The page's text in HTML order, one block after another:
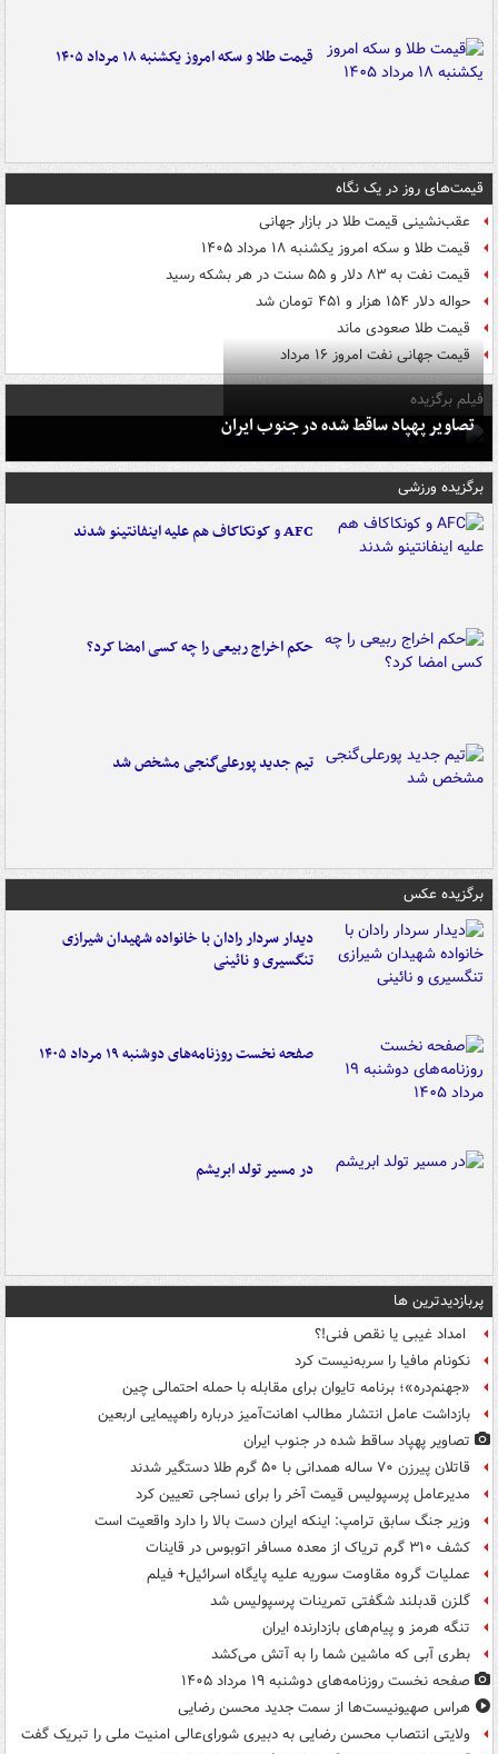
قیمت طلا و سکه امروز یکشنبه ۱۸ مرداد ۱۴۰۵
قیمت‌های روز در یک نگاه
عقب‌نشینی قیمت طلا در بازار جهانی
قیمت طلا و سکه امروز یکشنبه ۱۸ مرداد ۱۴۰۵
قیمت نفت به ۸۳ دلار و ۵۵ سنت در هر بشکه رسید
حواله دلار ۱۵۴ هزار و ۴۵۱ تومان شد
قیمت طلا صعودی ماند
قیمت جهانی نفت امروز ۱۶ مرداد
فیلم برگزیده
تصاویر پهپاد ساقط شده در جنوب ایران
برگزیده ورزشی
AFC و کونکاکاف هم علیه اینفانتینو شدند
حکم اخراج ربیعی را چه کسی امضا کرد؟
تیم جدید پورعلی‌گنجی مشخص شد
برگزیده عکس
دیدار سردار رادان با خانواده‌ شهیدان شیرازی
تنگسیری و نائینی
صفحه نخست روزنامه‌های دوشنبه ۱۹ مرداد ۱۴۰۵
در مسیر تولد ابریشم
پربازدیدترین ها
امداد غیبی یا نقص فنی!؟
نکونام مافیا را سربه‌نیست کرد
«جهنم‌دره»؛ برنامه تایوان برای مقابله با حمله احتمالی چین
بازداشت عامل انتشار مطالب اهانت‌آمیز درباره راهپیمایی اربعین
تصاویر پهپاد ساقط شده در جنوب ایران
قاتلان پیرزن ۷۰ ساله همدانی با ۵۰ گرم طلا دستگیر شدند
مدیرعامل پرسپولیس قیمت آخر را برای نساجی تعیین کرد
وزیر جنگ سابق ترامپ: اینکه ایران دست بالا را دارد واقعیت است
کشف ۳۱۰ گرم تریاک از معده مسافر اتوبوس در قاینات
عملیات گروه مقاومت سوریه علیه پایگاه اسرائیل+ فیلم
گلزن قدبلند شگفتی تمرینات پرسپولیس شد
تنگه هرمز و پیام‌های بازدارنده ایران
بطری آبی که ماشین شما را به آتش می‌کشد
صفحه نخست روزنامه‌های دوشنبه ۱۹ مرداد ۱۴۰۵
هراس صهیونیست‌ها از سمت جدید محسن رضایی
ولایتی انتصاب محسن رضایی به دبیری شورای‌عالی امنیت ملی را تبریک گفت